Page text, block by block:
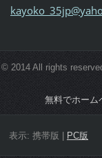
kayoko_3
© 2014 All rights
無料でホーム
表示: 携帯版 PC版